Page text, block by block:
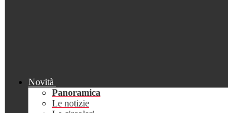
Novità
Panoramica
Le notizie